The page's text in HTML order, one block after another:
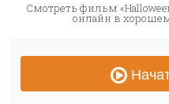
Смотреть фильм
онлайн в хорошем